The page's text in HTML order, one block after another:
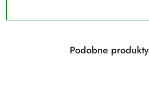
Pomiń karuzelę produktów
Produkty
Podobne produkty